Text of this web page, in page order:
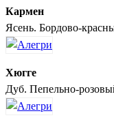
Кармен
Ясень. Бордово-
Хюгге
Дуб. Пепельно-